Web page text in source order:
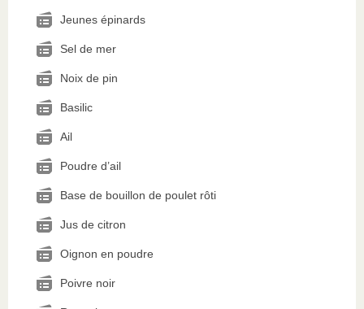
Jeunes épinards
Sel de mer
Noix de pin
Basilic
Ail
Poudre d’ail
Base de bouillon de poulet rôti
Jus de citron
Oignon en poudre
Poivre noir